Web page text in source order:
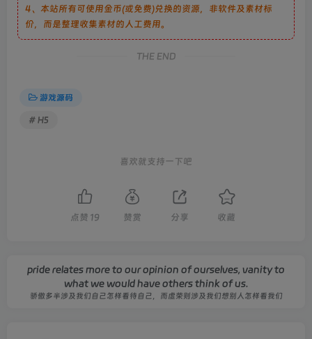
4、本站所有可使用金币(或免费)兑换的资源，非软件及素材标
价，而是整理收集素材的人工费用。
THE END
游戏源码
# H5
喜欢就支持一下吧
点赞 19 赞赏 分享 收藏
pride relates more to our opinion of ourselves, vanity to
what we would have others think of us.
骄傲多半涉及我们自己怎样看待自己，而虚荣则涉及我们想别人怎样看我们